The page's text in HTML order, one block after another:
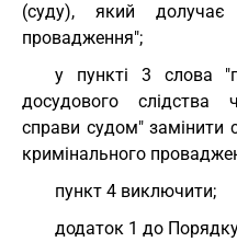
(суду), який
провадження";
у пункті 3 слова
досудового слідства
справи судом" замінити
кримінального
пункт 4 виключити;
додаток 1 до Порядку